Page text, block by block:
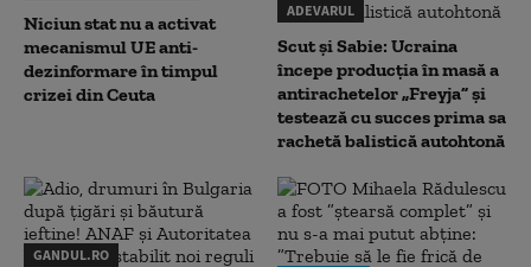
Niciun stat nu a activat
mecanismul UE anti-
dezinformare în timpul
crizei din Ceuta
ADEVARUL
Scut și Sabie: Ucraina
începe producția în masă a
antirachetelor „Freyja” și
testează cu succes prima sa
rachetă balistică autohtonă
GANDUL.RO